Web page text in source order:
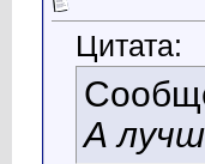
Цитата:
А